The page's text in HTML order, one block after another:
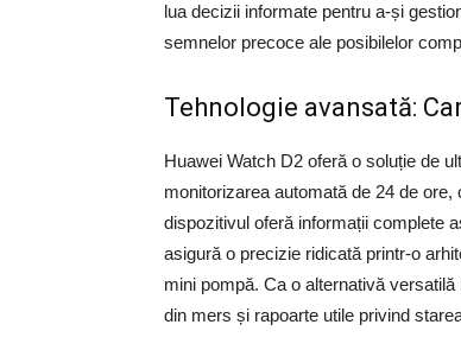
lua decizii informate pentru a-și
semnelor precoce ale posibilelor
Tehnologie avansată:
Huawei Watch D2 oferă o soluție de
monitorizarea automată de 24 de
dispozitivul oferă informații complete
asigură o precizie ridicată printr-o
mini pompă. Ca o alternativă
din mers și rapoarte utile privind